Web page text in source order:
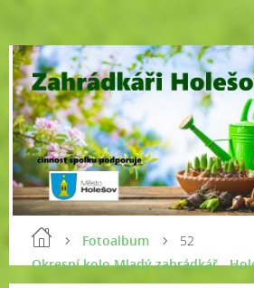
Fotoalbum
Okresní kolo Mladý zahrádkář -
52